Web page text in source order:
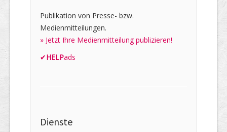
Publikation von Presse- bzw.
Medienmitteilungen.
» Jetzt Ihre Medienmitteilung publizieren!
✔HELPads
Dienste